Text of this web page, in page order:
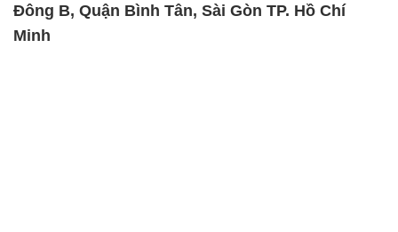
Đông B, Quận Bình Tân, Sài Gòn TP. Hồ Chí
Minh